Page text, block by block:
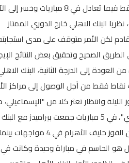
مباراتين فقط فيما تعادل في 8 مباريات وخسر
نظريا البنك الاهلي خارج الدوري الممتاز
لكن الأمر متوقف على مدى
الصحيح وتحقيق بعض النتائج
العودة إلى الدرجة الثانية، البنك
يحتاج إلى 4 نقاط فقط من أجل الوصول إلى مراكز
الليلة وانتظار تعثر كلا من
الحدود، إنبي"، في 5 مباريات جمعت بيراميدز مع البنك
الاهلي كان الفوز حليف الأهرام في 4 مواجهات بينما
هو الحاسم في مباراة وحيدة وكانت